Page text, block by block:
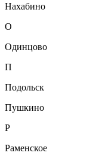
Нахабино
О
Одинцово
П
Подольск
Пушкино
Р
Раменское